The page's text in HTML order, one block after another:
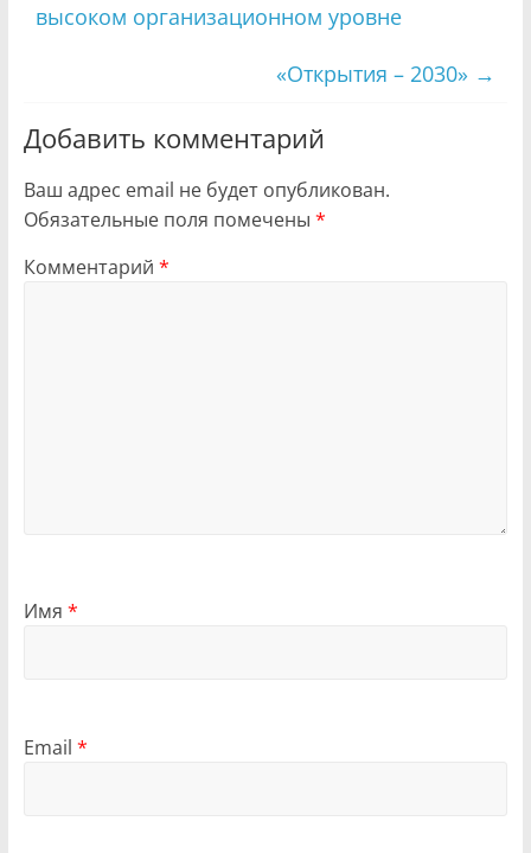
высоком организационном уровне
«Открытия – 2030» →
Добавить комментарий
Ваш адрес email не будет опубликован.
Обязательные поля помечены *
Комментарий *
Имя *
Email *